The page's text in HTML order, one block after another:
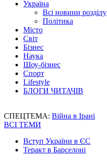
Україна
Всі новини розділу
Політика
Місто
Світ
Бізнес
Наука
Шоу-бізнес
Спорт
Lifestyle
БЛОГИ ЧИТАЧІВ
СПЕЦТЕМА: Війна в Ірані
ВСІ ТЕМИ
Вступ України в ЄС
Теракт в Барселоні